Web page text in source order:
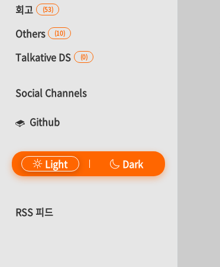
회고 (53)
Others (10)
Talkative DS (0)
Social Channels
Github
Light Dark
RSS 피드